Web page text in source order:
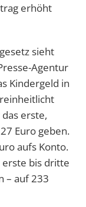
erhöht
sieht
Agentur
Kindergeld in
erste,
Euro geben.
aufs Konto.
erste bis dritte
– auf 233